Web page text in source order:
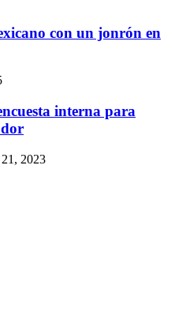
con un jonrón en
interna para
2023